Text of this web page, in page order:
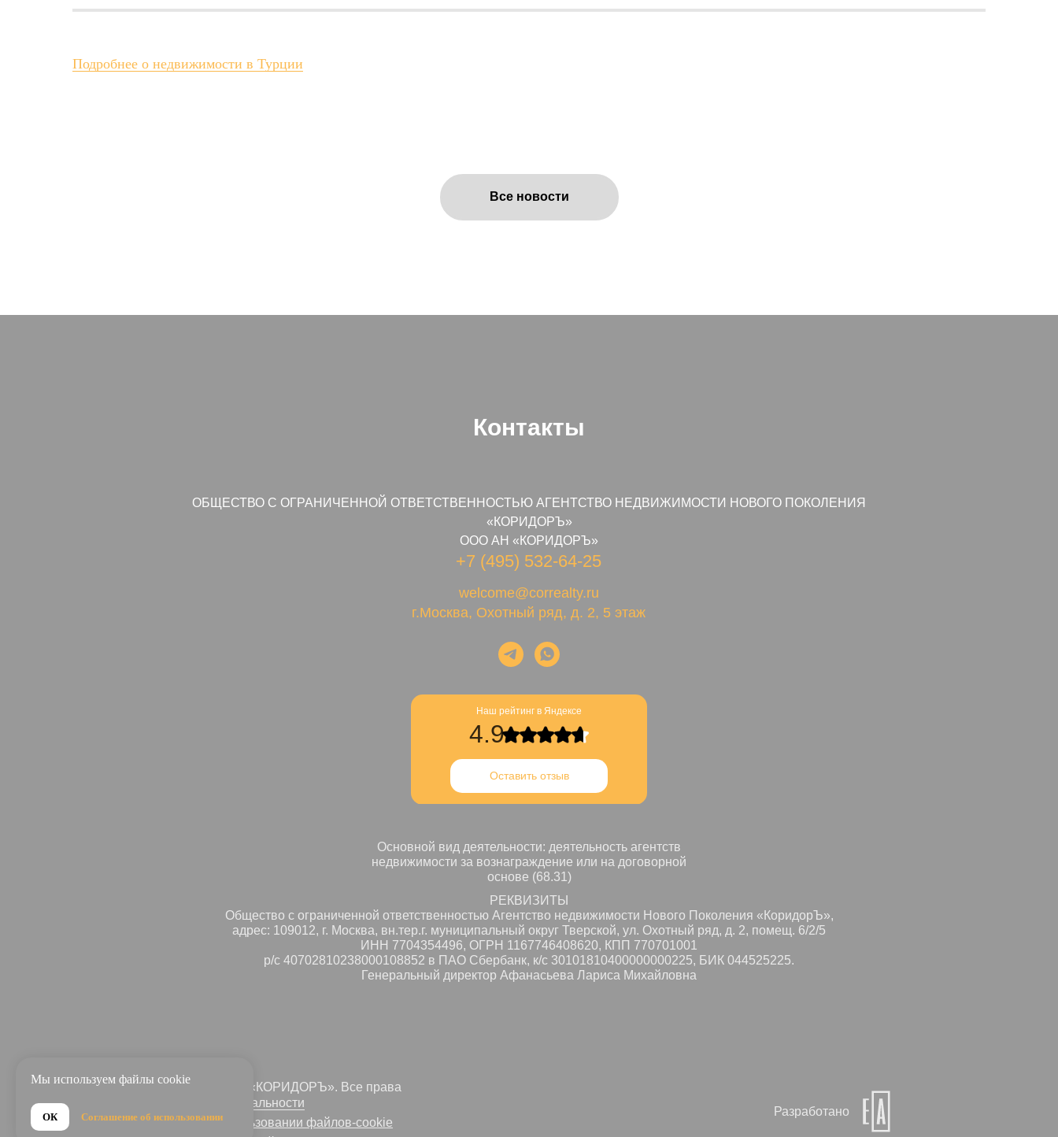
Подробнее о недвижимости в Турции
Все новости
Мы используем файлы cookie
ОК Соглашение об использовании
ОБЩЕСТВО С ОГРАНИЧЕННОЙ ОТВЕТСТВЕННОСТЬЮ АГЕНТСТВО НЕДВИЖИМОСТИ НОВОГО ПОКОЛЕНИЯ
«КОРИДОРЪ»
ООО АН «КОРИДОРЪ»
Контакты
г.Москва, Охотный ряд, д. 2, 5 этаж
+7 (495) 532-64-25
welcome@correalty.ru
Наш рейтинг в Яндексе
Оставить отзыв
4.9
Основной вид деятельности: деятельность агентств
недвижимости за вознаграждение или на договорной
основе (68.31)
РЕКВИЗИТЫ
Общество с ограниченной ответственностью Агентство недвижимости Нового Поколения «КоридорЪ»,
адрес: 109012, г. Москва, вн.тер.г. муниципальный округ Тверской, ул. Охотный ряд, д. 2, помещ. 6/2/5
ИНН 7704354496, ОГРН 1167746408620, КПП 770701001
р/с 40702810238000108852 в ПАО Сбербанк, к/с 30101810400000000225, БИК 044525225.
Генеральный директор Афанасьева Лариса Михайловна
Разработано
© 2023-2026 ООО АН «КОРИДОРЪ». Все права
Политика конфиденциальности
Соглашение об использовании файлов-cookie